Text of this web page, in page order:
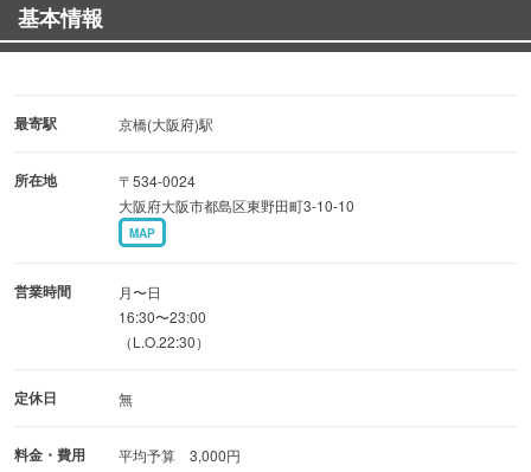
◆個室＆貸切を設けております！
【完全個室】 ○2階:7~12名様 ○3階:13~18名様
基本情報
最寄駅 京橋(大阪府)駅
所在地
〒534-0024
大阪府大阪市都島区東野田町3-10-10
MAP
営業時間
月〜日
16:30〜23:00
（L.O.22:30）
定休日 無
料金・費用 平均予算 3,000円